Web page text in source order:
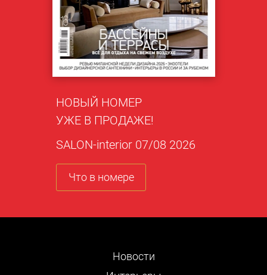
НОВЫЙ НОМЕР
УЖЕ В ПРОДАЖЕ!
SALON-interior 07/08 2026
Что в номере
Новости